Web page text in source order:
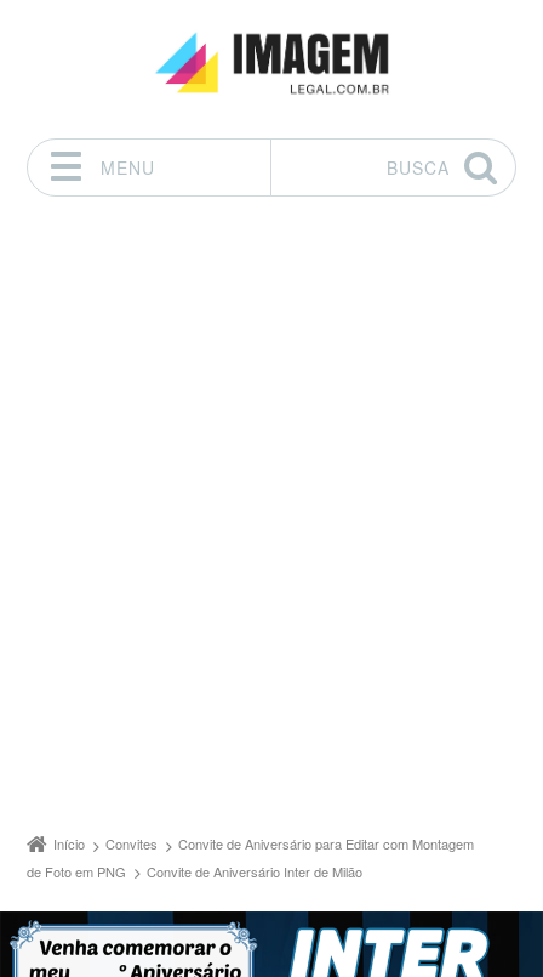
MENU
BUSCA
Início Convites
Convite de Aniversário para Editar com Montagem
de Foto em PNG
Convite de Aniversário Inter de Milão